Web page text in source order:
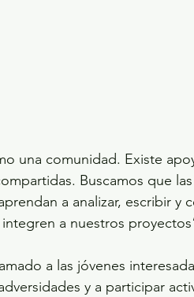
una comunidad. Existe
Buscamos que
a analizar, escribir y
a nuestros
a las jóvenes
y a participar